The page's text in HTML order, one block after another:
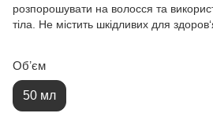
розпорошувати на волосся та
тіла. Не містить шкідливих для
Обʼєм
50 мл